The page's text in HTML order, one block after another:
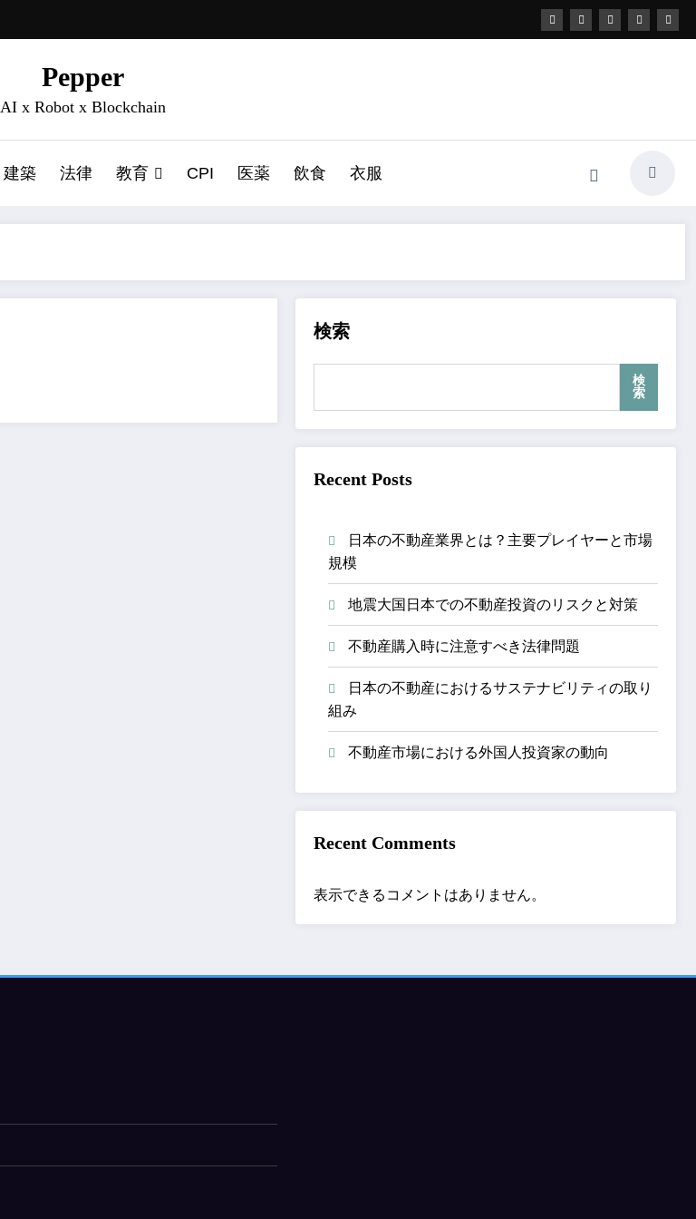
Pepper
AI x Robot x Blockchain
建築 法律 教育 CPI 医薬 飲食 衣服
検索
検
索
Recent Posts
日本の不動産業界とは？主要プレイヤーと市場
規模
地震大国日本での不動産投資のリスクと対策
不動産購入時に注意すべき法律問題
日本の不動産におけるサステナビリティの取り
組み
不動産市場における外国人投資家の動向
Recent Comments
表示できるコメントはありません。